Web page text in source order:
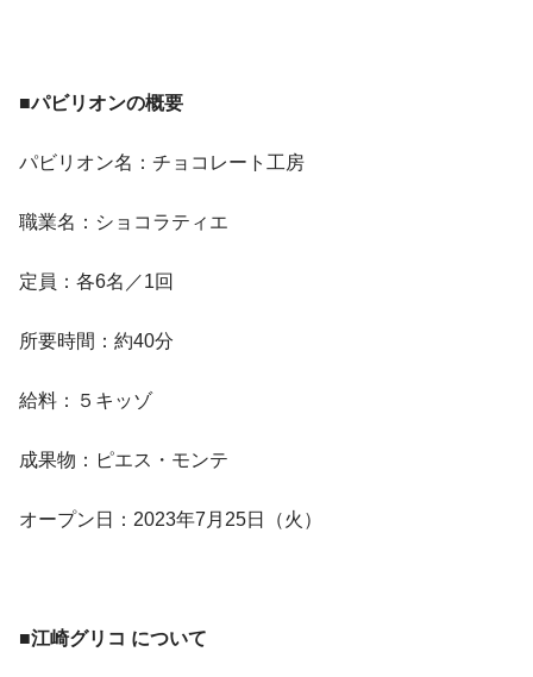
■パビリオンの概要
パビリオン名：チョコレート工房
職業名：ショコラティエ
定員：各6名／1回
所要時間：約40分
給料：５キッゾ
成果物：ピエス・モンテ
オープン日：2023年7月25日（火）
■江崎グリコ について